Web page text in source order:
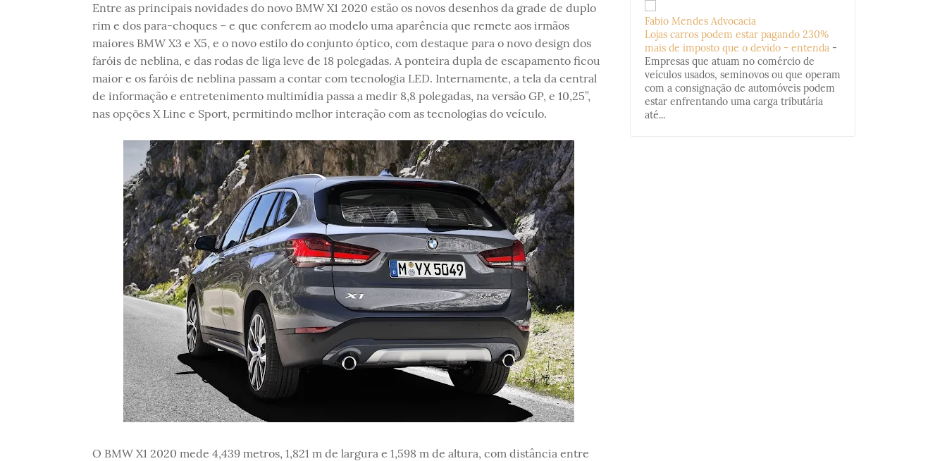
Entre as principais novidades do novo BMW X1 2020 estão os novos desenhos da grade de duplo
rim e dos para-choques – e que conferem ao modelo uma aparência que remete aos irmãos
maiores BMW X3 e X5, e o novo estilo do conjunto óptico, com destaque para o novo design dos
faróis de neblina, e das rodas de liga leve de 18 polegadas. A ponteira dupla de escapamento ficou
maior e os faróis de neblina passam a contar com tecnologia LED. Internamente, a tela da central
de informação e entretenimento multimídia passa a medir 8,8 polegadas, na versão GP, e 10,25”,
nas opções X Line e Sport, permitindo melhor interação com as tecnologias do veículo.
O BMW X1 2020 mede 4,439 metros, 1,821 m de largura e 1,598 m de altura, com distância entre
Fabio Mendes Advocacia
Lojas carros podem estar pagando 230%
mais de imposto que o devido - entenda -
Empresas que atuam no comércio de
veículos usados, seminovos ou que operam
com a consignação de automóveis podem
estar enfrentando uma carga tributária
até...